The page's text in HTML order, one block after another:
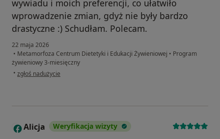
wywiadu i moich preferencji, co ułatwiło
wprowadzenie zmian, gdyż nie były bardzo
drastyczne :) Schudłam. Polecam.
22 maja 2026
• Metamorfoza Centrum Dietetyki i Edukacji Żywieniowej • Program
żywieniowy 3-miesięczny
• w opinii użytkownika Emilia
zgłoś nadużycie
A Alicja Weryfikacja wizyty